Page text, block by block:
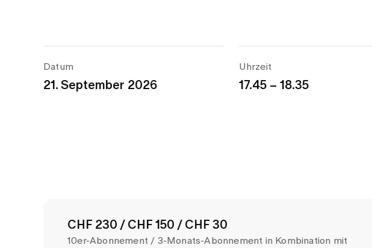
Datum
21. September 2026
Uhrzeit
17.45 – 18.35
CHF 230 / CHF 150 / CHF 30
10er-Abonnement / 3-Monats-Abonnement in Kombination mit